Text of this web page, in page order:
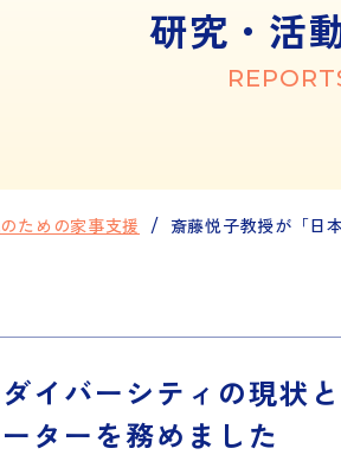
研究・活
ための家事支援
斎藤悦子教授が「日
イバーシティの現状
ターを務めました